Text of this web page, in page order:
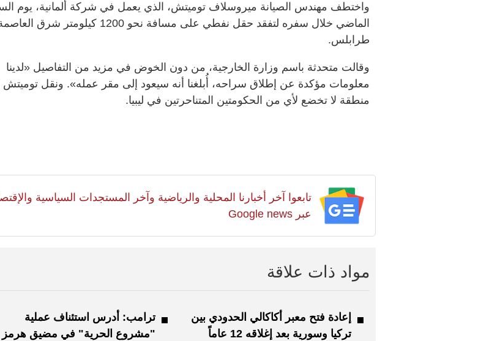
واختطف مهندس الصيانة ميروسلاف توميتش، الذي يعمل في شركة ألمانية، يوم
الماضي خلال سفره لتفقد حقل نفطي على مسافة نحو 1200 كيلومتر شرق
طرابلس.
وقالت متحدثة باسم وزارة الخارجية، من دون الخوض في مزيد من التفاصيل «لدينا
معلومات مؤكدة عن إطلاق سراحه، أُبلغنا أنه سيعود إلى مقر عمله». ونقل توميتش
منطقة لا تخضع لأي من الحكومتين المتناحرتين في ليبيا.
تابعوا آخر أخبارنا المحلية والرياضية وآخر المستجدات السياسية
عبر Google news
مواد ذات علاقة
إعادة فتح معبر أكاكالي الحدودي بين
تركيا وسورية بعد إغلاقه 12 عاماً
ترامب: ‏أدرس استئناف عملية
"مشروع الحرية" في مضيق هرمز